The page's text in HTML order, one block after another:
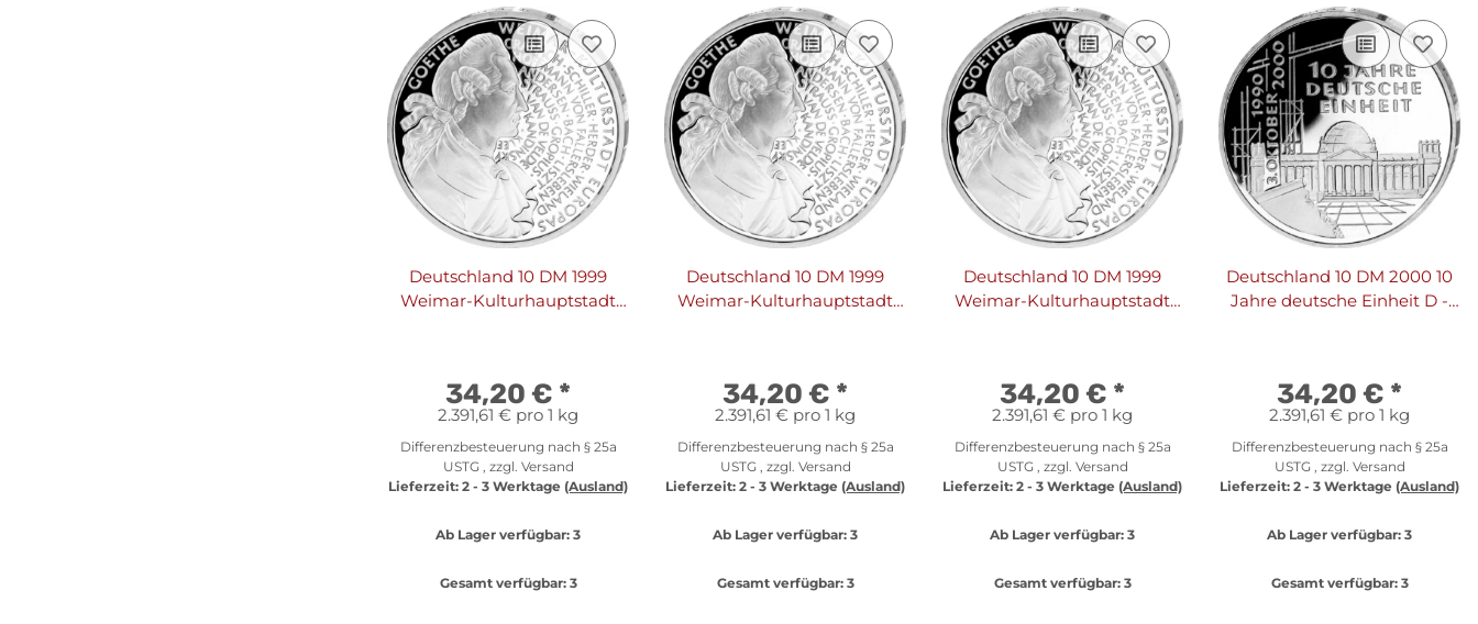
Deutschland 10 DM 1999
Weimar-Kulturhauptstadt
34,20 € *
2.391,61 € pro 1 kg
Differenzbesteuerung nach § 25a
USTG , zzgl. Versand
Lieferzeit: 2 - 3 Werktage (Ausland)
Ab Lager verfügbar: 3
Gesamt verfügbar:3
Deutschland 10 DM 1999
Weimar-Kulturhauptstadt
34,20 € *
2.391,61 € pro 1 kg
Differenzbesteuerung nach § 25a
USTG , zzgl. Versand
Lieferzeit: 2 - 3 Werktage (Ausland)
Ab Lager verfügbar: 3
Gesamt verfügbar:3
Deutschland 10 DM 1999
Weimar-Kulturhauptstadt
34,20 € *
2.391,61 € pro 1 kg
Differenzbesteuerung nach § 25a
USTG , zzgl. Versand
Lieferzeit: 2 - 3 Werktage (Ausland)
Ab Lager verfügbar: 3
Gesamt verfügbar:3
Deutschland 10 DM 2000 10
Jahre deutsche Einheit D -
34,20 € *
2.391,61 € pro 1 kg
Differenzbesteuerung nach § 25a
USTG , zzgl. Versand
Lieferzeit: 2 - 3 Werktage (Ausland)
Ab Lager verfügbar: 3
Gesamt verfügbar:3